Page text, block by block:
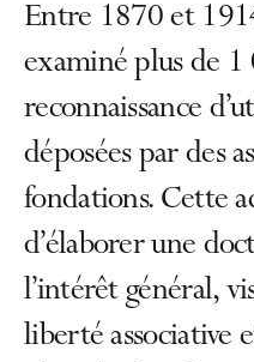
Entre 1870 et
examiné plus de 1
reconnaissance
déposées par des
fondations. Cette
d’élaborer une
l’intérêt général,
liberté associative